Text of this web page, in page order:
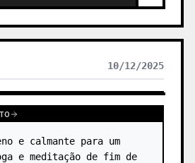
10/12/2025
e calmante para um
e meditação de fim de